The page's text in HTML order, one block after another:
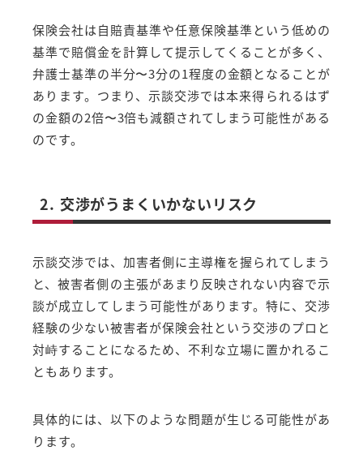
保険会社は自賠責基準や任意保険基準という低めの
基準で賠償金を計算して提示してくることが多く、
弁護士基準の半分〜3分の1程度の金額となることが
あります。つまり、示談交渉では本来得られるはず
の金額の2倍〜3倍も減額されてしまう可能性がある
のです。
2. 交渉がうまくいかないリスク
示談交渉では、加害者側に主導権を握られてしまう
と、被害者側の主張があまり反映されない内容で示
談が成立してしまう可能性があります。特に、交渉
経験の少ない被害者が保険会社という交渉のプロと
対峙することになるため、不利な立場に置かれるこ
ともあります。
具体的には、以下のような問題が生じる可能性があ
ります。